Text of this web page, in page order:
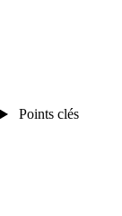
Points clés